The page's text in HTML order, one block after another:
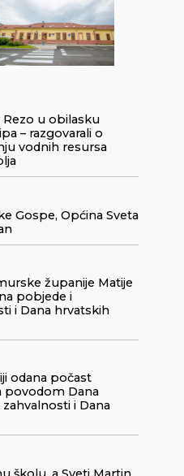
Rezo u obilasku
– razgovarali o
vodnih resursa
Gospe, Općina Sveta
županije Matije
pobjede i
i Dana hrvatskih
odana počast
povodom Dana
i Dana